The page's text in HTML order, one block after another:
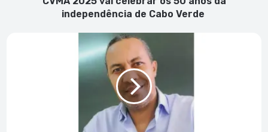
independência de Cabo Verde